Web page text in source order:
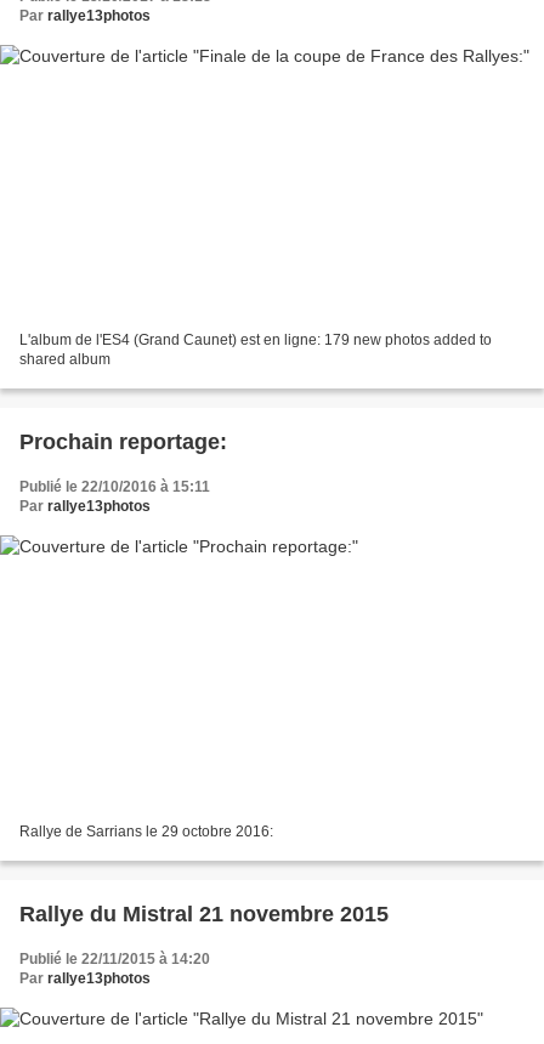
Par rallye13photos
L'album de l'ES4 (Grand Caunet) est en ligne: 179 new photos added to
shared album
Prochain reportage:
Publié le 22/10/2016 à 15:11
Par rallye13photos
Rallye de Sarrians le 29 octobre 2016:
Rallye du Mistral 21 novembre 2015
Publié le 22/11/2015 à 14:20
Par rallye13photos